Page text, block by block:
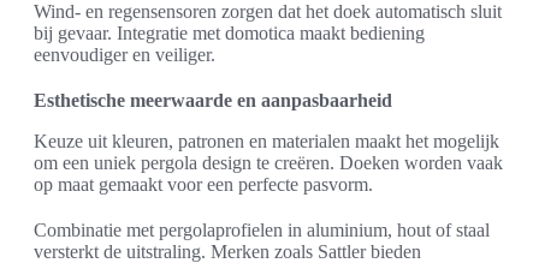
Wind- en regensensoren zorgen dat het doek automatisch sluit
bij gevaar. Integratie met domotica maakt bediening
eenvoudiger en veiliger.
Esthetische meerwaarde en aanpasbaarheid
Keuze uit kleuren, patronen en materialen maakt het mogelijk
om een uniek pergola design te creëren. Doeken worden vaak
op maat gemaakt voor een perfecte pasvorm.
Combinatie met pergolaprofielen in aluminium, hout of staal
versterkt de uitstraling. Merken zoals Sattler bieden